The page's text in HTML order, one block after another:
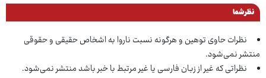
نظر شما
نظرات حاوی توهین و هرگونه نسبت ناروا به اشخاص حقیقی و حقوقی
منتشر نمی‌شود.
نظراتی که غیر از زبان فارسی یا غیر مرتبط با خبر باشد منتشر نمی‌شود.